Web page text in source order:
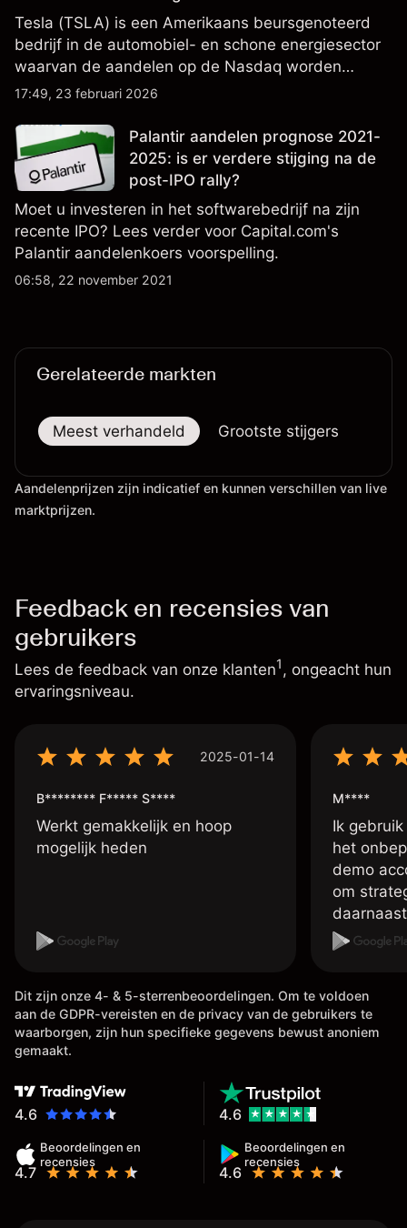
Tesla (TSLA) is een Amerikaans beursgenoteerd
bedrijf in de automobiel- en schone energiesector
waarvan de aandelen op de Nasdaq worden
verhandeld en nauwlettend worden gevolgd op
ontwikkelingen in technologie en productie.
17:49, 23 februari 2026
Palantir aandelen prognose 2021-
2025: is er verdere stijging na de
post-IPO rally?
Moet u investeren in het softwarebedrijf na zijn
recente IPO? Lees verder voor Capital.com's
Palantir aandelenkoers voorspelling.
06:58, 22 november 2021
Gerelateerde markten
Meest verhandeld Grootste stijgers
Aandelenprijzen zijn indicatief en kunnen verschillen van live
marktprijzen.
Feedback en recensies van
gebruikers
Lees de feedback van onze klanten1, ongeacht hun
ervaringsniveau.
2025-01-14
B******** F***** S****
Werkt gemakkelijk en hoop
mogelijk heden
M****
Ik
het
demo
om
account
vele
betreft
Dit zijn onze 4- & 5-sterrenbeoordelingen. Om te voldoen
aan de GDPR-vereisten en de privacy van de gebruikers te
waarborgen, zijn hun specifieke gegevens bewust anoniem
gemaakt.
4.6
Beoordelingen en
recensies
4.7
Beoordelingen en
recensies
4.6
4.6